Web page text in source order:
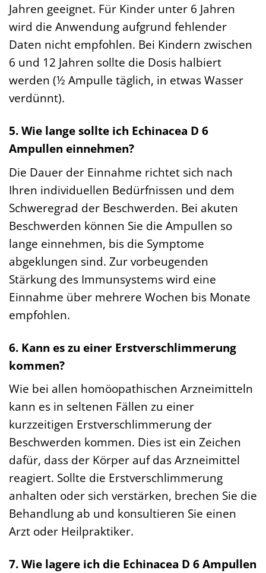
Jahren geeignet. Für Kinder unter 6 Jahren
wird die Anwendung aufgrund fehlender
Daten nicht empfohlen. Bei Kindern zwischen
6 und 12 Jahren sollte die Dosis halbiert
werden (½ Ampulle täglich, in etwas Wasser
verdünnt).
5. Wie lange sollte ich Echinacea D 6
Ampullen einnehmen?
Die Dauer der Einnahme richtet sich nach
Ihren individuellen Bedürfnissen und dem
Schweregrad der Beschwerden. Bei akuten
Beschwerden können Sie die Ampullen so
lange einnehmen, bis die Symptome
abgeklungen sind. Zur vorbeugenden
Stärkung des Immunsystems wird eine
Einnahme über mehrere Wochen bis Monate
empfohlen.
6. Kann es zu einer Erstverschlimmerung
kommen?
Wie bei allen homöopathischen Arzneimitteln
kann es in seltenen Fällen zu einer
kurzzeitigen Erstverschlimmerung der
Beschwerden kommen. Dies ist ein Zeichen
dafür, dass der Körper auf das Arzneimittel
reagiert. Sollte die Erstverschlimmerung
anhalten oder sich verstärken, brechen Sie die
Behandlung ab und konsultieren Sie einen
Arzt oder Heilpraktiker.
7. Wie lagere ich die Echinacea D 6 Ampullen